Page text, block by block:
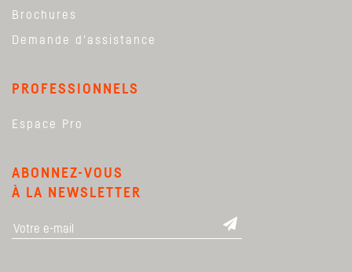
Brochures
Demande d'assistance
PROFESSIONNELS
Espace Pro
ABONNEZ-VOUS
À LA NEWSLETTER